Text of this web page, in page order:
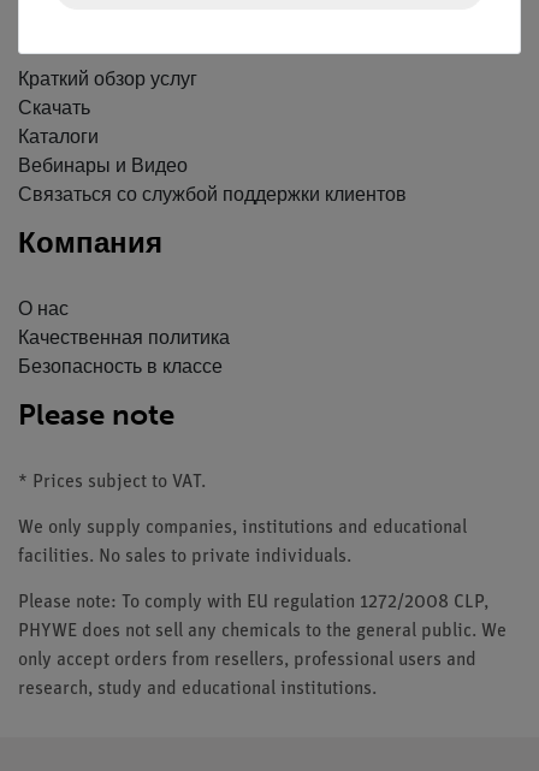
Краткий обзор услуг
Скачать
Каталоги
Вебинары и Видео
Связаться со службой поддержки клиентов
Компания
О нас
Качественная политика
Безопасность в классе
Please note
* Prices subject to VAT.
We only supply companies, institutions and educational
facilities. No sales to private individuals.
Please note: To comply with EU regulation 1272/2008 CLP,
PHYWE does not sell any chemicals to the general public. We
only accept orders from resellers, professional users and
research, study and educational institutions.